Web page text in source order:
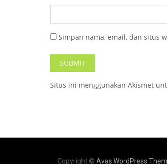
Simpan nama, email, dan situs
Situs ini menggunakan Akismet
Copyright © Avas WordPress